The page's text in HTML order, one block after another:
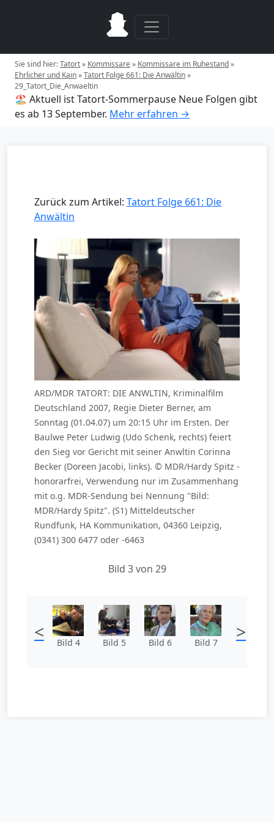
Sie sind hier:Tatort» Kommissare» Kommissare im Ruhestand»
Ehrlicher und Kain»Tatort Folge 661: Die Anwältin»
29_Tatort_Die_Anwaeltin
🏖️ Aktuell ist Tatort-Sommerpause Neue Folgen gibt
es ab 13 September. Mehr erfahren →
Zurück zum Artikel: Tatort Folge 661: Die
Anwältin
ARD/MDR TATORT: DIE ANWLTIN, Kriminalfilm
Deutschland 2007, Regie Dieter Berner, am
Sonntag (01.04.07) um 20:15 Uhr im Ersten. Der
Baulwe Peter Ludwig (Udo Schenk, rechts) feiert
den Sieg vor Gericht mit seiner Anwltin Corinna
Becker (Doreen Jacobi, links). © MDR/Hardy Spitz -
honorarfrei, Verwendung nur im Zusammenhang
mit o.g. MDR-Sendung bei Nennung "Bild:
MDR/Hardy Spitz". (S1) Mitteldeutscher
Rundfunk, HA Kommunikation, 04360 Leipzig,
(0341) 300 6477 oder -6463
Bild 3 von 29
< Bild 4 Bild 5 Bild 6 Bild 7 >